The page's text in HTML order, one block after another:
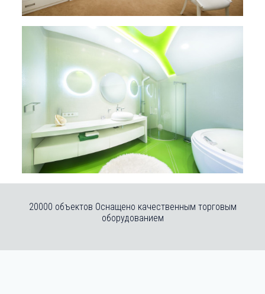
20000 объектов Оснащено качественным торговым
оборудованием